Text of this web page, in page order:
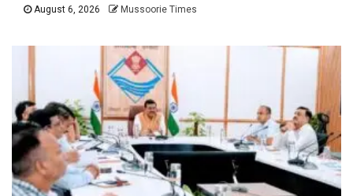
August 6, 2026 Mussoorie Times